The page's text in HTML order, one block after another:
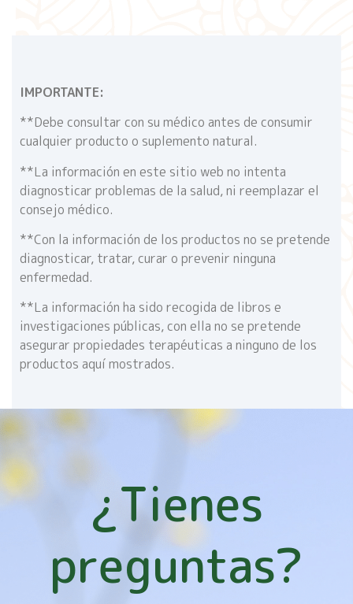
IMPORTANTE:
**Debe consultar con su médico antes de consumir
cualquier producto o suplemento natural.
**La información en este sitio web no intenta
diagnosticar problemas de la salud, ni reemplazar el
consejo médico.
**Con la información de los productos no se pretende
diagnosticar, tratar, curar o prevenir ninguna
enfermedad.
**La información ha sido recogida de libros e
investigaciones públicas, con ella no se pretende
asegurar propiedades terapéuticas a ninguno de los
productos aquí mostrados.
¿Tienes
preguntas?